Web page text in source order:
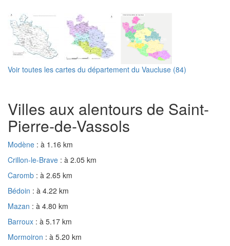
Voir toutes les cartes du département du Vaucluse (84)
Villes aux alentours de Saint-
Pierre-de-Vassols
Modène : à 1.16 km
Crillon-le-Brave : à 2.05 km
Caromb : à 2.65 km
Bédoin : à 4.22 km
Mazan : à 4.80 km
Barroux : à 5.17 km
Mormoiron : à 5.20 km